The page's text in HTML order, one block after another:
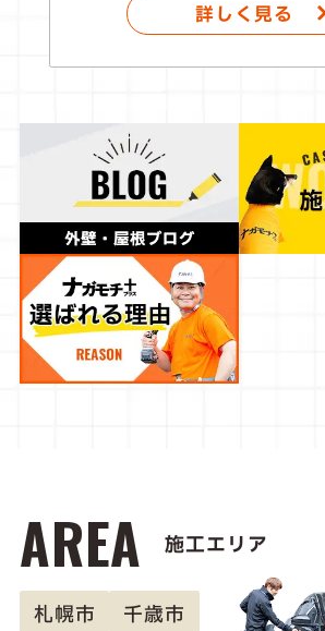
詳しく見る
AREA 施工エリア
札幌市
千歳市